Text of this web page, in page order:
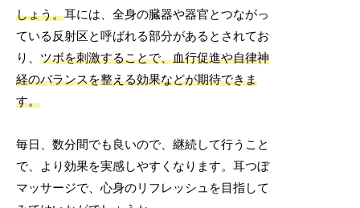
しょう。耳には、全身の臓器や器官とつながっ
ている反射区と呼ばれる部分があるとされてお
り、ツボを刺激することで、血行促進や自律神
経のバランスを整える効果などが期待できま
す。
毎日、数分間でも良いので、継続して行うこと
で、より効果を実感しやすくなります。耳つぼ
マッサージで、心身のリフレッシュを目指して